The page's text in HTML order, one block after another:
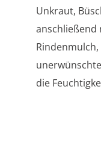
Unkraut,
anschließend
die